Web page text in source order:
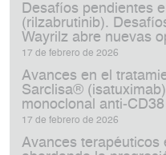
Desafíos pendientes
(rilzabrutinib).
Wayrilz abre nuevas
17 de febrero de 2026
Avances en el
Sarclisa®
monoclonal anti‑CD38
17 de febrero de 2026
Avances terapéuticos